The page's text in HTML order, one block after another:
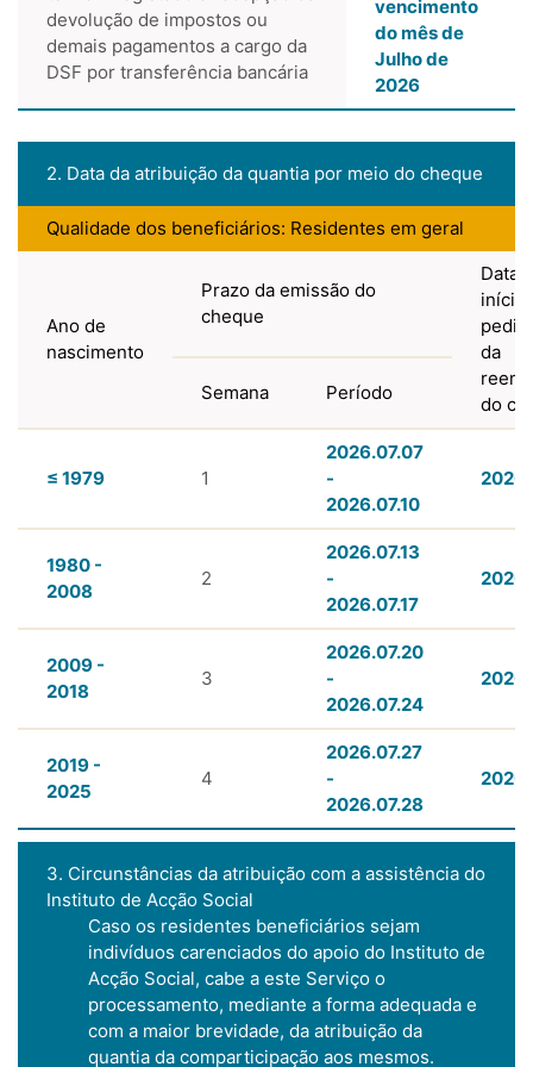
devolução de impostos ou
demais pagamentos a cargo da
DSF por transferência bancária
vencimento
do mês de
Julho de
2026
2. Data da atribuição da quantia por meio do cheque
Qualidade dos beneficiários: Residentes em geral
Ano de
nascimento
Prazo da emissão do
cheque
Data
início
da
do
Semana Período
≤ 1979 1
2026.07.07
-
2026.07.10
1980 -
2008
2
2026.07.13
-
2026.07.17
2009 -
2018
3
2026.07.20
-
2026.07.24
2019 -
2025
4
2026.07.27
-
2026.07.28
3. Circunstâncias da atribuição com a assistência do
Instituto de Acção Social
Caso os residentes beneficiários sejam
indivíduos carenciados do apoio do Instituto de
Acção Social, cabe a este Serviço o
processamento, mediante a forma adequada e
com a maior brevidade, da atribuição da
quantia da comparticipação aos mesmos.